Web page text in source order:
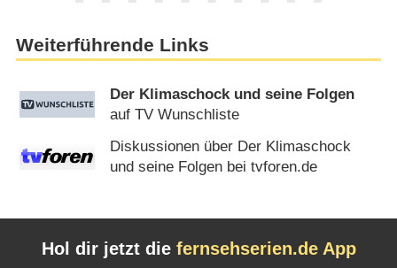
Weiterführende Links
Der Klimaschock und seine Folgen
auf TV Wunschliste
Diskussionen über Der Klimaschock
und seine Folgen bei tvforen.de
Hol dir jetzt die fernsehserien.de App